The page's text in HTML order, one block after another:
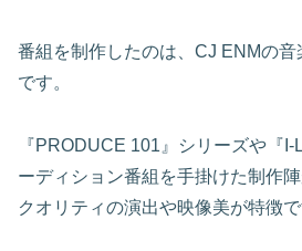
番組を制作したのは、CJ ENMの
です。
『PRODUCE 101』シリーズや『
ーディション番組を手掛けた制作
クオリティの演出や映像美が特徴で